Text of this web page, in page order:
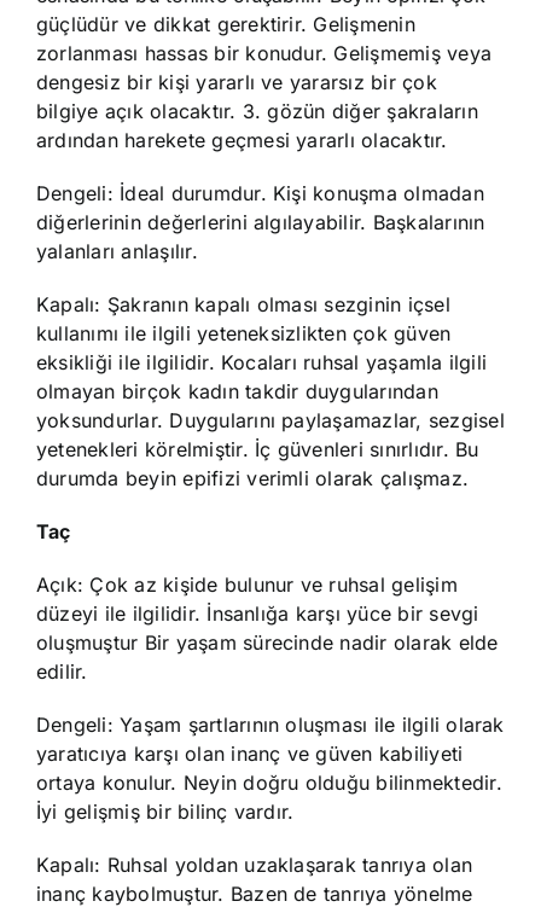
güçlüdür ve dikkat gerektirir. Gelişmenin
zorlanması hassas bir konudur. Gelişmemiş veya
dengesiz bir kişi yararlı ve yararsız bir çok
bilgiye açık olacaktır. 3. gözün diğer şakraların
ardından harekete geçmesi yararlı olacaktır.
Dengeli: İdeal durumdur. Kişi konuşma olmadan
diğerlerinin değerlerini algılayabilir. Başkalarının
yalanları anlaşılır.
Kapalı: Şakranın kapalı olması sezginin içsel
kullanımı ile ilgili yeteneksizlikten çok güven
eksikliği ile ilgilidir. Kocaları ruhsal yaşamla ilgili
olmayan birçok kadın takdir duygularından
yoksundurlar. Duygularını paylaşamazlar, sezgisel
yetenekleri körelmiştir. İç güvenleri sınırlıdır. Bu
durumda beyin epifizi verimli olarak çalışmaz.
Taç
Açık: Çok az kişide bulunur ve ruhsal gelişim
düzeyi ile ilgilidir. İnsanlığa karşı yüce bir sevgi
oluşmuştur Bir yaşam sürecinde nadir olarak elde
edilir.
Dengeli: Yaşam şartlarının oluşması ile ilgili olarak
yaratıcıya karşı olan inanç ve güven kabiliyeti
ortaya konulur. Neyin doğru olduğu bilinmektedir.
İyi gelişmiş bir bilinç vardır.
Kapalı: Ruhsal yoldan uzaklaşarak tanrıya olan
inanç kaybolmuştur. Bazen de tanrıya yönelme